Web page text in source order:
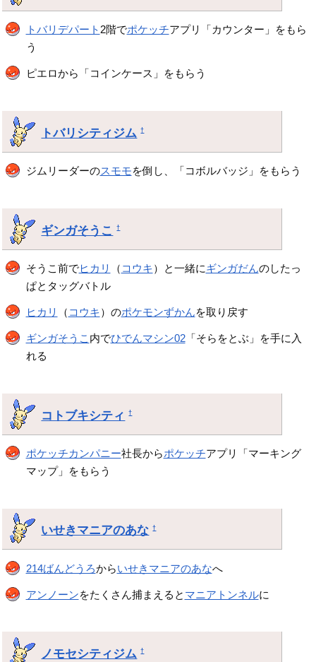
トバリデパート2階でポケッチアプリ「カウンター」をもら
う
ピエロから「コインケース」をもらう
トバリシティジム †
ジムリーダーのスモモを倒し、「コボルバッジ」をもらう
ギンガそうこ †
そうこ前でヒカリ （ コウキ）と一緒にギンガだんのしたっ
ぱとタッグバトル
ヒカリ （ コウキ）のポケモンずかんを取り戻す
ギンガそうこ 内でひでんマシン02「そらをとぶ」を手に入
れる
コトブキシティ †
ポケッチカンパニー社長からポケッチアプリ「マーキング
マップ」をもらう
いせきマニアのあな †
214ばんどうろからいせきマニアのあなへ
アンノーンをたくさん捕まえると マニアトンネルに
ノモセシティジム †